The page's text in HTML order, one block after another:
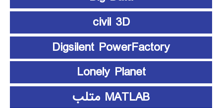
civil 3D
Digsilent PowerFactory
Lonely Planet
MATLAB متلب